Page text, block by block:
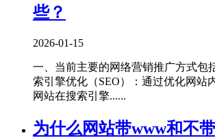
些？
2026-01-15
一、当前主要的网络营销推广方式包
索引擎优化（SEO）‌：通过优化网站
网站在搜索引擎......
为什么网站带www和不